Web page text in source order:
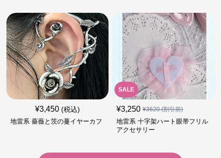
¥3,450 (税込)
地雷系 薔薇と茨の蔓イヤーカフ
SALE
¥3,250 ¥3620(割引前)
地雷系 十字架ハート眼帯フリル
アクセサリー